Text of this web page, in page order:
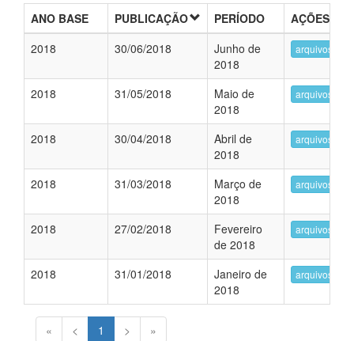
ANO BASE PUBLICAÇÃO PERÍODO
AÇÕES
2018
30/06/2018
Junho de
2018
arquivos
2018 31/05/2018
Maio de
2018
arquivos
2018 30/04/2018
Abril de
2018
arquivos
2018 31/03/2018
Março de
2018
arquivos
2018 27/02/2018
Fevereiro
de 2018
arquivos
2018 31/01/2018
Janeiro de
2018
arquivos
« < 1 >
»